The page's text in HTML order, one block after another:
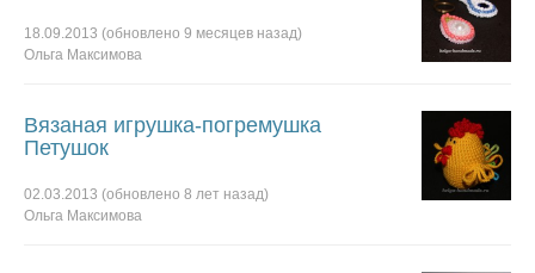
18.09.2013 (обновлено 9 месяцев назад)
Ольга Максимова
Вязаная игрушка-погремушка
Петушок
02.03.2013 (обновлено 8 лет назад)
Ольга Максимова